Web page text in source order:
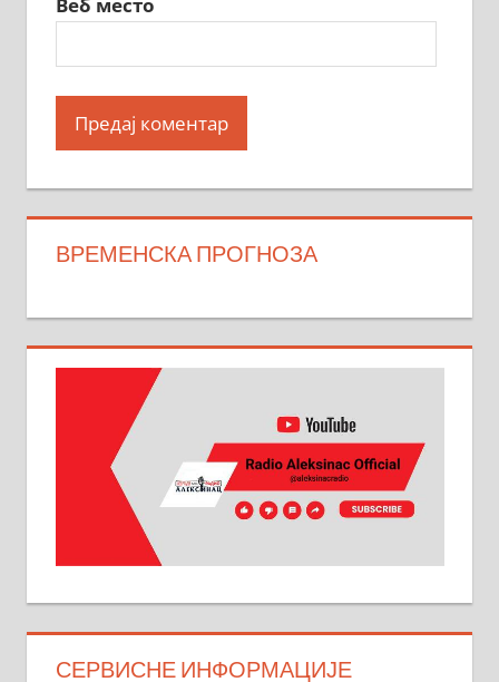
ВРЕМЕНСКА ПРОГНОЗА
СЕРВИСНЕ ИНФОРМАЦИЈЕ